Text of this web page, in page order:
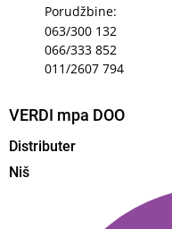
Porudžbine:
063/300 132
066/333 852
011/2607 794
VERDI mpa DOO
Distributer
Niš